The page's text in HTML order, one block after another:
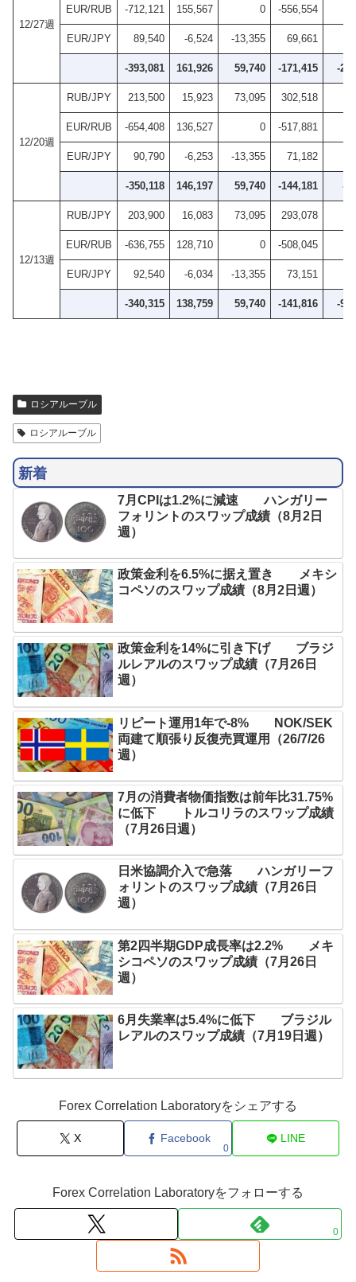
12/27週
EUR/RUB -712,121 155,567 0 -556,554
EUR/JPY 89,540 -6,524 -13,355 69,661
-393,081 161,926 59,740 -171,415 -
12/20週
RUB/JPY 213,500 15,923 73,095 302,518
EUR/RUB -654,408 136,527 0 -517,881
EUR/JPY 90,790 -6,253 -13,355 71,182
-350,118 146,197 59,740 -144,181 -
12/13週
RUB/JPY 203,900 16,083 73,095 293,078
EUR/RUB -636,755 128,710 0 -508,045
EUR/JPY 92,540 -6,034 -13,355 73,151
-340,315 138,759 59,740 -141,816 -
ロシアルーブル
ロシアルーブル
新着
7月CPIは1.2%に減速 ハンガリー
フォリントのスワップ成績（8月2日
週）
政策金利を6.5%に据え置き メキシ
コペソのスワップ成績（8月2日週）
政策金利を14%に引き下げ ブラジ
ルレアルのスワップ成績（7月26日
週）
リピート運用1年で-8% NOK/SEK
両建て順張り反復売買運用（26/7/26
週）
7月の消費者物価指数は前年比31.75%
に低下 トルコリラのスワップ成績
（7月26日週）
日米協調介入で急落 ハンガリーフ
ォリントのスワップ成績（7月26日
週）
第2四半期GDP成長率は2.2% メキ
シコペソのスワップ成績（7月26日
週）
6月失業率は5.4%に低下 ブラジル
レアルのスワップ成績（7月19日週）
Forex Correlation Laboratoryをシェアする
X Facebook
0
LINE
Forex Correlation Laboratoryをフォローする
0